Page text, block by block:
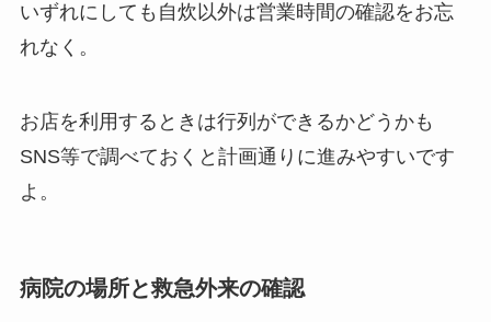
いずれにしても自炊以外は営業時間の確認をお忘
れなく。
お店を利用するときは行列ができるかどうかも
SNS等で調べておくと計画通りに進みやすいです
よ。
病院の場所と救急外来の確認